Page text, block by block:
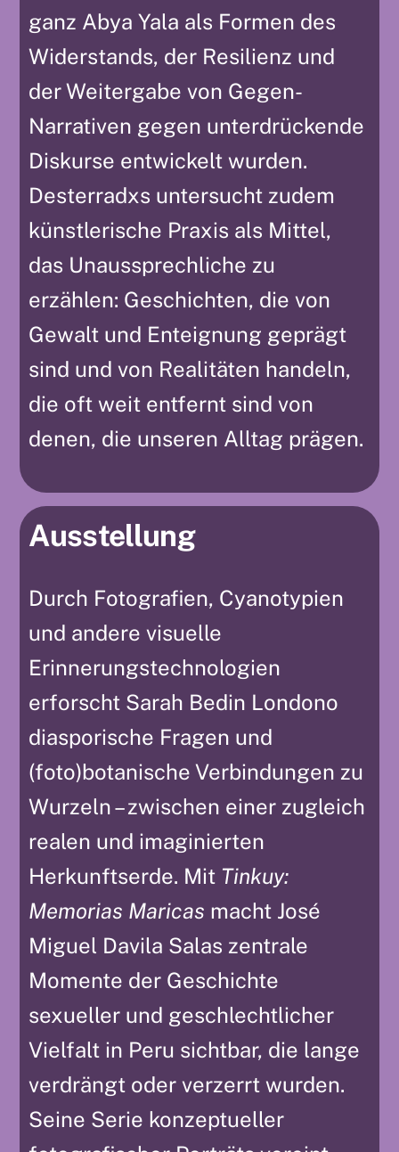
ganz Abya Yala als Formen des
Widerstands, der Resilienz und
der Weitergabe von Gegen-
Narrativen gegen unterdrückende
Diskurse entwickelt wurden.
Desterradxs untersucht zudem
künstlerische Praxis als Mittel,
das Unaussprechliche zu
erzählen: Geschichten, die von
Gewalt und Enteignung geprägt
sind und von Realitäten handeln,
die oft weit entfernt sind von
denen, die unseren Alltag prägen.
Ausstellung
Durch Fotografien, Cyanotypien
und andere visuelle
Erinnerungstechnologien
erforscht Sarah Bedin Londono
diasporische Fragen und
(foto)botanische Verbindungen zu
Wurzeln – zwischen einer zugleich
realen und imaginierten
Herkunftserde. Mit Tinkuy:
Memorias Maricas macht José
Miguel Davila Salas zentrale
Momente der Geschichte
sexueller und geschlechtlicher
Vielfalt in Peru sichtbar, die lange
verdrängt oder verzerrt wurden.
Seine Serie konzeptueller